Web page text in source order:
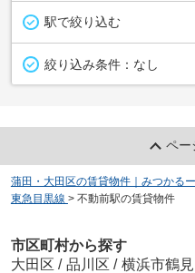
駅で絞り込む
絞り込み条件： なし
ペー
蒲田・大田区の賃貸物件｜みつかる
東急目黒線 > 不動前駅の賃貸物件
市区町村から探す
大田区 / 品川区 / 横浜市鶴